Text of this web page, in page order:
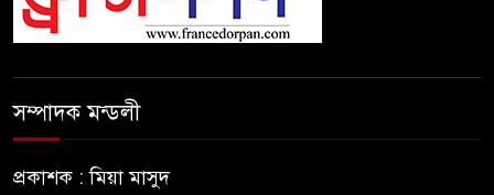
সম্পাদক মন্ডলী
প্রকাশক : মিয়া মাসুদ